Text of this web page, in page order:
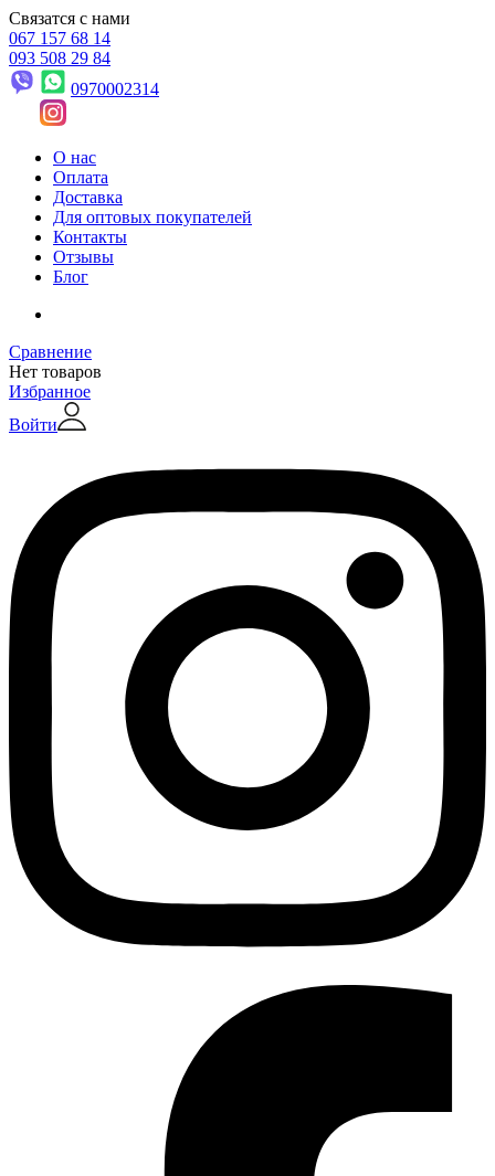
Связатся с нами
067 157 68 14
093 508 29 84
0970002314
О нас
Оплата
Доставка
Для оптовых покупателей
Контакты
Отзывы
Блог
Сравнение
Нет товаров
Избранное
Войти